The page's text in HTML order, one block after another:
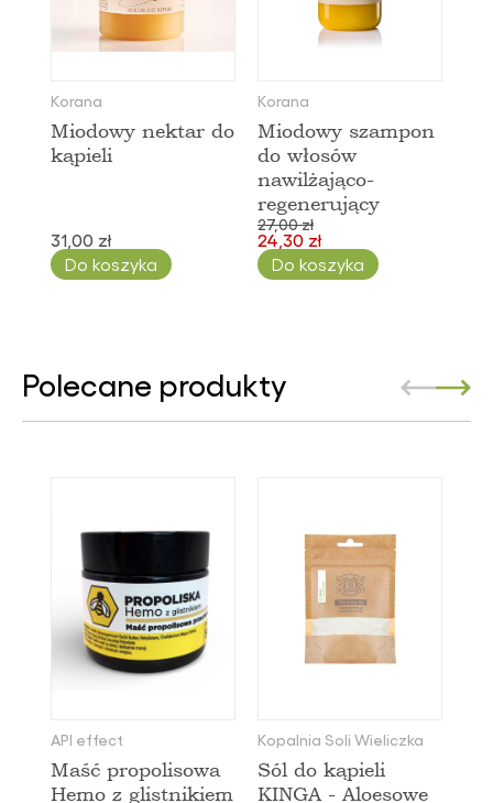
Korana
Miodowy nektar do
kąpieli
31,00 zł
Do koszyka
Korana
Miodowy szampon
do włosów
nawilżająco-
regenerujący
27,00 zł
24,30 zł
Do koszyka
Polecane produkty
API effect
Maść propolisowa
Hemo z glistnikiem
Kopalnia Soli Wieliczka
Sól do kąpieli
KINGA - Aloesowe